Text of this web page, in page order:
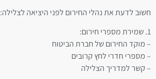
חשוב לדעת את נהלי החירום לפני היציאה לצלילה:
1. שמירת מספרי חירום:
– מוקד החירום של חברת הביטוח
– מספרי חדרי לחץ קרובים
– קשר למדריך הצלילה